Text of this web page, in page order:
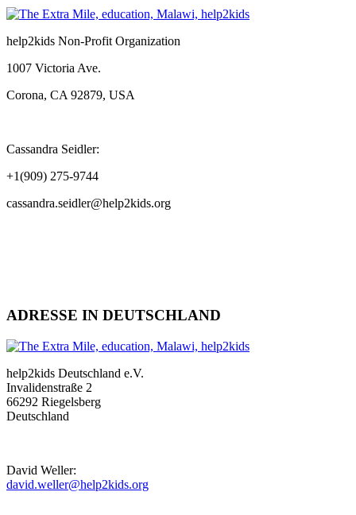
help2kids Non-Profit Organization
1007 Victoria Ave.
Corona, CA 92879, USA
Cassandra Seidler:
+1(909) 275-9744
cassandra.seidler@help2kids.org
ADRESSE IN DEUTSCHLAND
help2kids Deutschland e.V.
Invalidenstraße 2
66292 Riegelsberg
Deutschland
David Weller:
david.weller@help2kids.org